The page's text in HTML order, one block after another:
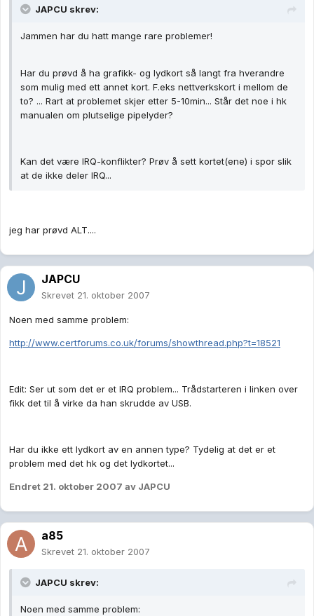
JAPCU skrev:
Jammen har du hatt mange rare problemer!
Har du prøvd å ha grafikk- og lydkort så langt fra hverandre
som mulig med ett annet kort. F.eks nettverkskort i mellom de
to? ... Rart at problemet skjer etter 5-10min... Står det noe i hk
manualen om plutselige pipelyder?
Kan det være IRQ-konflikter? Prøv å sett kortet(ene) i spor slik
at de ikke deler IRQ...
jeg har prøvd ALT....
JAPCU
Skrevet 21. oktober 2007
Noen med samme problem:
http://www.certforums.co.uk/forums/showthread.php?t=18521
Edit: Ser ut som det er et IRQ problem... Trådstarteren i linken over
fikk det til å virke da han skrudde av USB.
Har du ikke ett lydkort av en annen type? Tydelig at det er et
problem med det hk og det lydkortet...
Endret 21. oktober 2007 av JAPCU
a85
Skrevet 21. oktober 2007
JAPCU skrev:
Noen med samme problem: